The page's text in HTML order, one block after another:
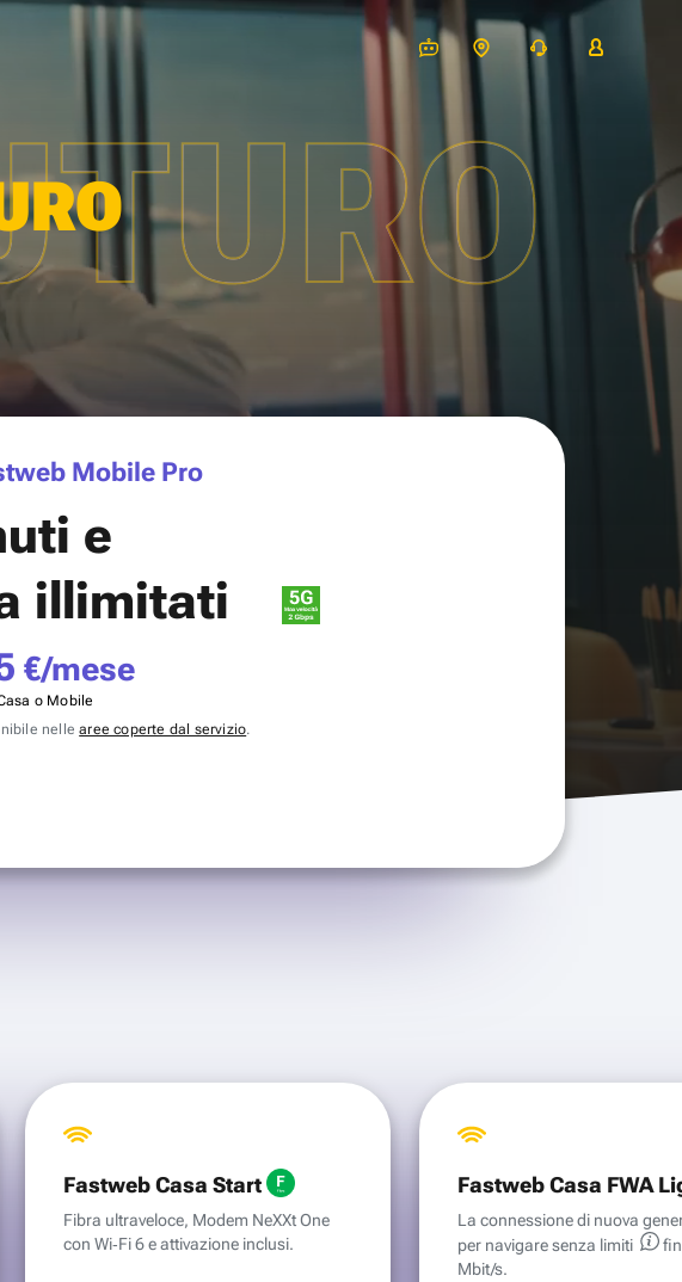
Mobile Pro
e
illimitati
€/mese
o Mobile
nellearee coperte dal servizio.
Fastweb Casa Start
Fibra ultraveloce, Modem NeXXt One
con Wi‑Fi 6 e attivazione inclusi.
Fastweb Casa FWA
La connessione di nuova
per navigare senza limiti
Mbit/s.